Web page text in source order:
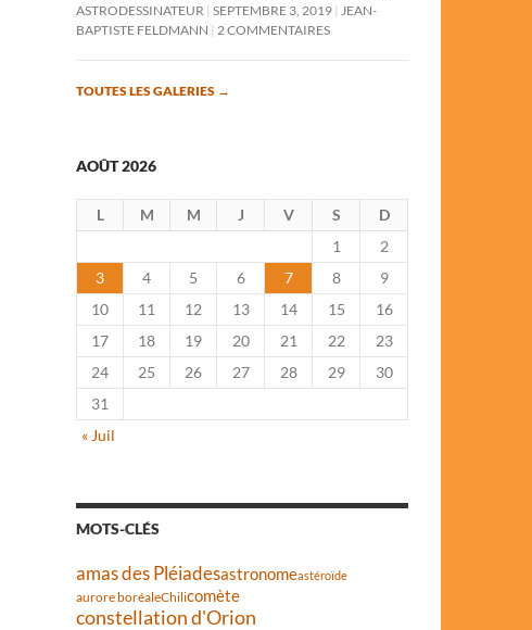
ASTRODESSINATEUR SEPTEMBRE 3, 2019
JEAN-
BAPTISTE FELDMANN
2 COMMENTAIRES
TOUTES LES GALERIES →
AOÛT 2026
L M M J V S
D
1
2
3
4 5 6 7 8
9
10
11 12 13 14 15
16
17
18 19 20 21 22
23
24
25 26 27 28 29
30
31
« Juil
MOTS-CLÉS
amas des Pléiadesastronomeastéroïde
aurore boréaleChilicomète
constellation d'Orion